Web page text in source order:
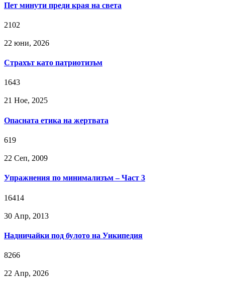
Пет минути преди края на света
2102
22 юни, 2026
Страхът като патриотизъм
1643
21 Ное, 2025
Опасната етика на жертвата
619
22 Сeп, 2009
Упражнения по минимализъм – Част 3
16414
30 Апр, 2013
Надничайки под булото на Уикипедия
8266
22 Апр, 2026